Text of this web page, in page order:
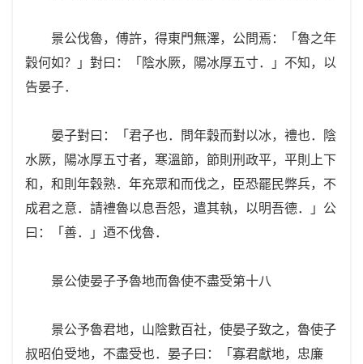
景公伐魯，傅許，得東門無澤，公問焉：「魯之年
穀何如？」對曰：「陰水厥，陽冰厚五寸．」不知，以
告晏子．
晏子對曰：「君子也．問年穀而對以冰，禮也．陰
水厥，陽冰厚五寸者，寒溫節，節則刑政平，平則上下
和，和則年穀熟．年充眾和而伐之，臣恐罷民弊兵，不
成君之意．請禮魯以息吾怨，遣其執，以明吾德．」公
曰：「善．」迺不伐魯．
景公使晏子予魯地而魯使不盡受第十八
景公予魯君地，山陰數百社，使晏子致之，魯使子
叔昭伯受地，不盡受也．晏子曰：「寡君獻地，忠廉